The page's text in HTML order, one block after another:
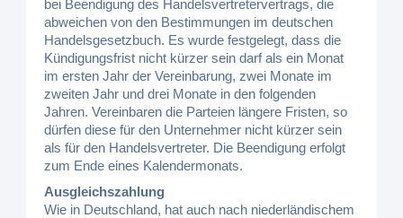
bei Beendigung des Handelsvertretervertrags, die
abweichen von den Bestimmungen im deutschen
Handelsgesetzbuch. Es wurde festgelegt, dass die
Kündigungsfrist nicht kürzer sein darf als ein Monat
im ersten Jahr der Vereinbarung, zwei Monate im
zweiten Jahr und drei Monate in den folgenden
Jahren. Vereinbaren die Parteien längere Fristen, so
dürfen diese für den Unternehmer nicht kürzer sein
als für den Handelsvertreter. Die Beendigung erfolgt
zum Ende eines Kalendermonats.
Ausgleichszahlung
Wie in Deutschland, hat auch nach niederländischem